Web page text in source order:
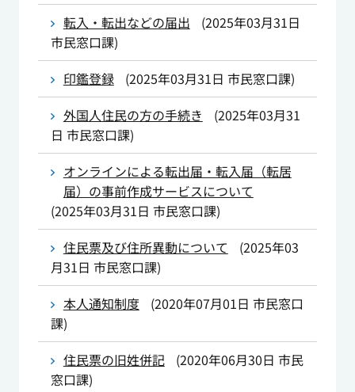
転入・転出などの届出
(2025年03月31日
市民窓口課)
印鑑登録
(2025年03月31日 市民窓口課)
外国人住民の方の手続き
(2025年03月31
日 市民窓口課)
オンラインによる転出届・転入届（転居
届）の事前作成サービスについて
(2025年03月31日 市民窓口課)
住民票及び住所異動について
(2025年03
月31日 市民窓口課)
本人通知制度
(2020年07月01日 市民窓口
課)
住民票の旧姓併記
(2020年06月30日 市民
窓口課)